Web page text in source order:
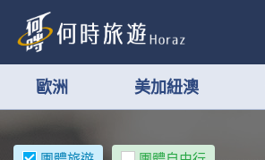
歐洲 美加紐澳